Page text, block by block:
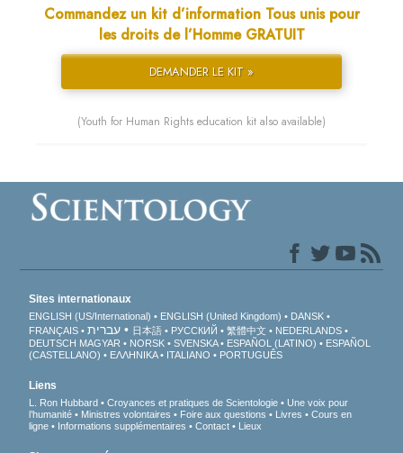
Commandez un kit d’information Tous unis pour
les droits de l’Homme GRATUIT
DEMANDER LE KIT »
(Youth for Human Rights education kit also available)
Sites internationaux
ENGLISH (US/International) ENGLISH (United Kingdom)
DANSK
FRANÇAIS
עברית 日本語 РУССКИЙ 繁體中文
NEDERLANDS
DEUTSCH MAGYAR NORSK SVENSKA ESPAÑOL (LATINO)
ESPAÑOL
(CASTELLANO)
ΕΛΛΗΝΙΚA ITALIANO PORTUGUÊS
Liens
L. Ron Hubbard Croyances et pratiques de Scientologie
Une voix pour
l’humanité
Ministres volontaires Foire aux questions Livres
Cours en
ligne
Informations supplémentaires Contact Lieux